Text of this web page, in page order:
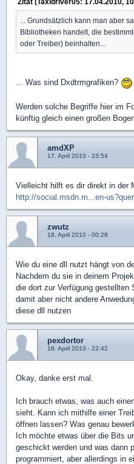
... Grundsätzlich kann man aber
Bibliotheken handelt, die
oder Treiber) beinhalten...
... Was sind Dxdtrmgrafiken?
Werden solche Begriffe hier im
künftig gleich einen großen
amdXP
17. April 2010 - 23:54
Vielleicht hilft es dir direkt in der
http://social.msdn.m...en-
zwutz
18. April 2010 - 00:28
Wie du eine dll nutzt hängt von
Nachdem du sie in deinem
die dort zur Verfügung
damit aber nicht andere
diese dll nutzen
pexdortor
18. April 2010 - 22:42
Okay, danke erst mal.
Ich brauch etwas, was auch
sieht. Kann ich mithilfe einer
öffnen lassen? Was genau
Ich möchte etwas über die Bits
geschickt werden und was dann
programmiert, aber allerdings in